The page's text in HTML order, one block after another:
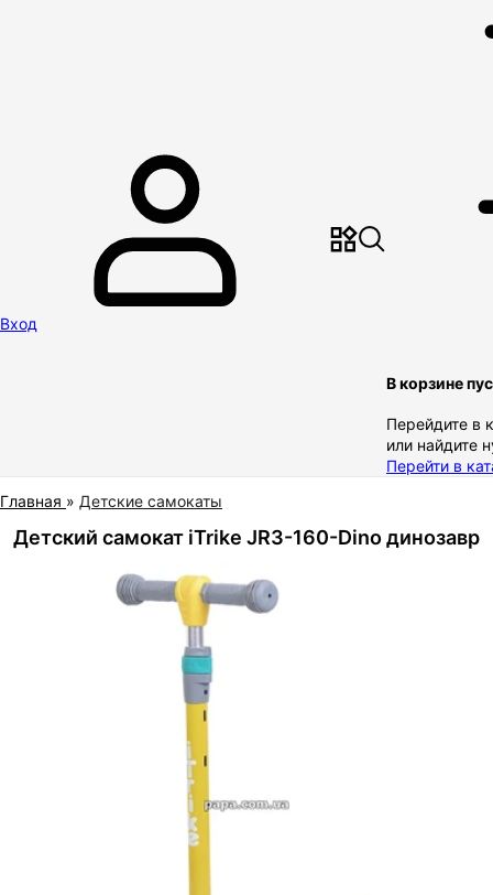
Вход
В корзине
Перейдите в
или найдите
Перейти в
Главная » Детские самокаты
Детский самокат iTrike JR3-160-Dino динозавр